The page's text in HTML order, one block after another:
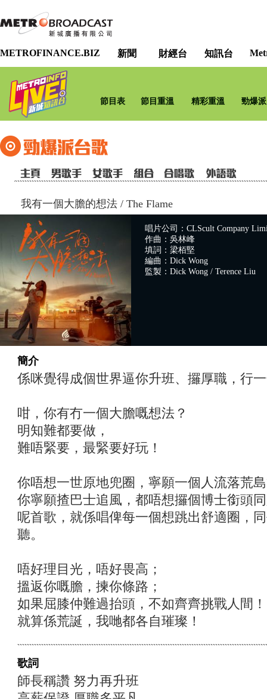
METROFINANCE.BIZ 新聞 財經台 知訊台
節目表 節目重溫 精彩重溫 勁爆
我有一個大膽的想法 / The Flame
唱片公司：CLScult Company
作曲：吳林峰
填詞：梁栢堅
編曲：Dick Wong
監製：Dick Wong / Terence Liu
簡介
係咪覺得成個世界逼你升班、攞厚職，行
咁，你有冇一個大膽嘅想法？
明知難都要做，
難唔緊要，最緊要好玩！
你唔想一世原地兜圈，寧願一個人流落荒
你寧願揸巴士追風，都唔想攞個博士銜頭
呢首歌，就係唱俾每一個想跳出舒適圈，
聽。
唔好理目光，唔好畏高；
搵返你嘅膽，揀你條路；
如果屈膝仲難過抬頭，不如齊齊挑戰人間！
就算係荒誕，我哋都各自璀璨！
歌詞
師長稱讚 努力再升班